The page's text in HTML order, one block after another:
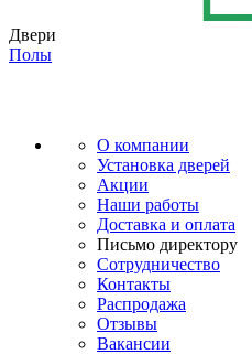
Двери
Полы
О компании
Установка дверей
Акции
Наши работы
Доставка и оплата
Письмо директору
Сотрудничество
Контакты
Распродажа
Отзывы
Вакансии